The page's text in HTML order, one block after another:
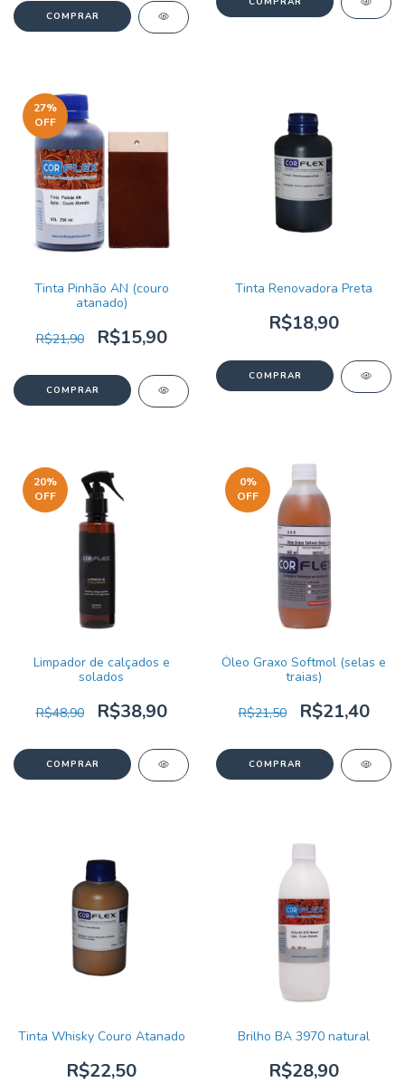
27%
OFF
Tinta Pinhão AN (couro
atanado)
R$21,90 R$15,90
Tinta Renovadora Preta
R$18,90
20%
OFF
Limpador de calçados e
solados
R$48,90 R$38,90
0%
OFF
Óleo Graxo Softmol (selas e
traias)
R$21,50 R$21,40
Tinta Whisky Couro Atanado
R$22,50
Brilho BA 3970 natural
R$28,90